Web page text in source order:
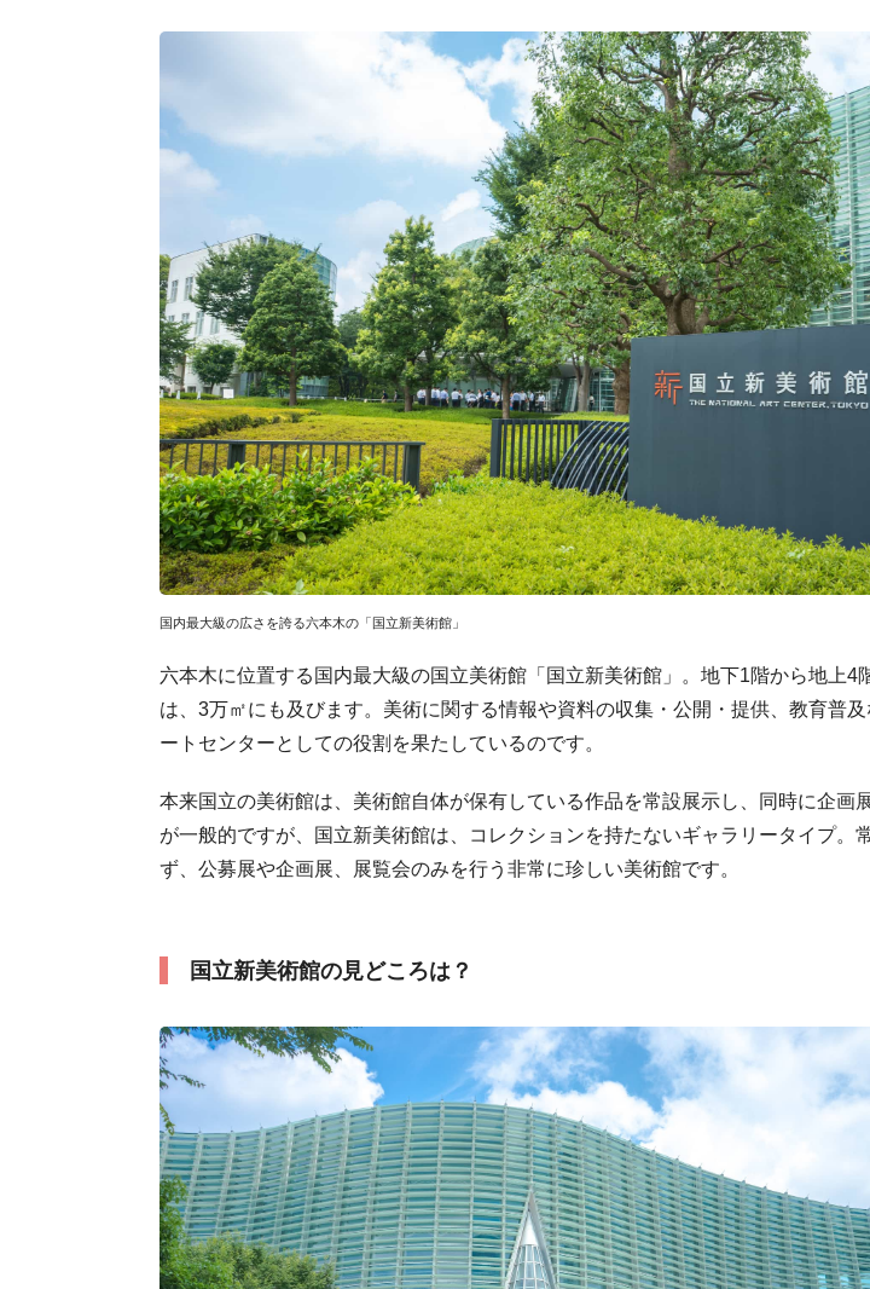
国内最大級の広さを誇る六本木の「国立新美術館」
六本木に位置する国内最大級の国立美術館「国立新美術館」。地下1階から地上4
は、3万㎡にも及びます。美術に関する情報や資料の収集・公開・提供、教育普
ートセンターとしての役割を果たしているのです。
本来国立の美術館は、美術館自体が保有している作品を常設展示し、同時に企画
が一般的ですが、国立新美術館は、コレクションを持たないギャラリータイプ。
ず、公募展や企画展、展覧会のみを行う非常に珍しい美術館です。
国立新美術館の見どころは？